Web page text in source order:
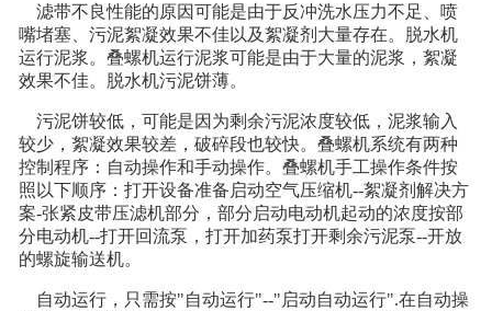
滤带不良性能的原因可能是由于反冲洗水压力不足、喷
嘴堵塞、污泥絮凝效果不佳以及絮凝剂大量存在。脱水机
运行泥浆。叠螺机运行泥浆可能是由于大量的泥浆，絮凝
效果不佳。脱水机污泥饼薄。
污泥饼较低，可能是因为剩余污泥浓度较低，泥浆输入
较少，絮凝效果较差，破碎段也较快。叠螺机系统有两种
控制程序：自动操作和手动操作。叠螺机手工操作条件按
照以下顺序：打开设备准备启动空气压缩机--絮凝剂解决方
案-张紧皮带压滤机部分，部分启动电动机起动的浓度按部
分电动机--打开回流泵，打开加药泵打开剩余污泥泵--开放
的螺旋输送机。
自动运行，只需按"自动运行"--"启动自动运行".在自动操